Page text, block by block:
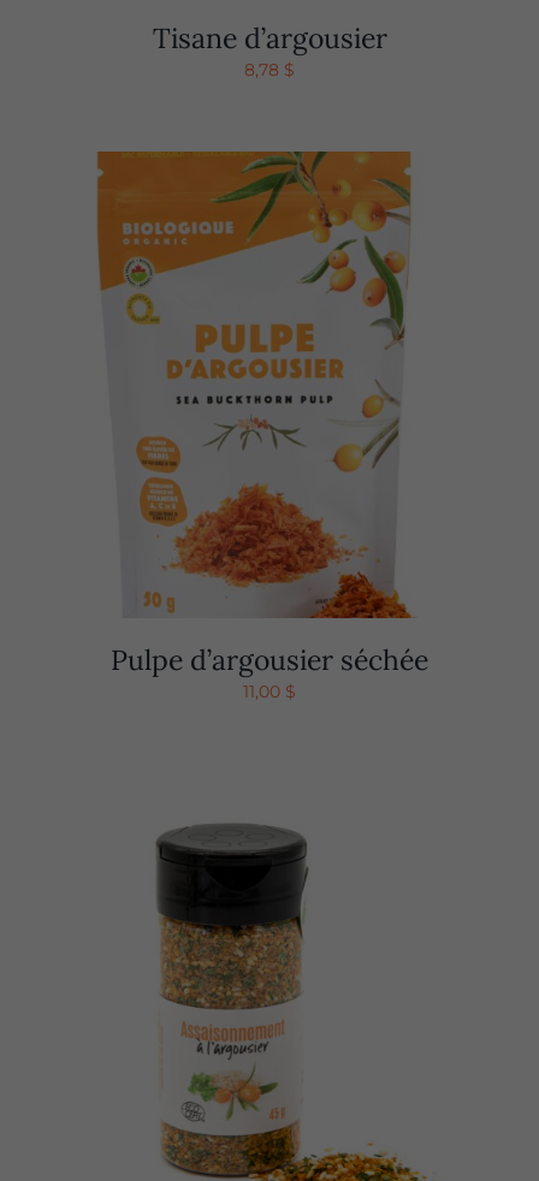
Tisane d’argousier
8,78 $
Pulpe d’argousier séchée
11,00 $